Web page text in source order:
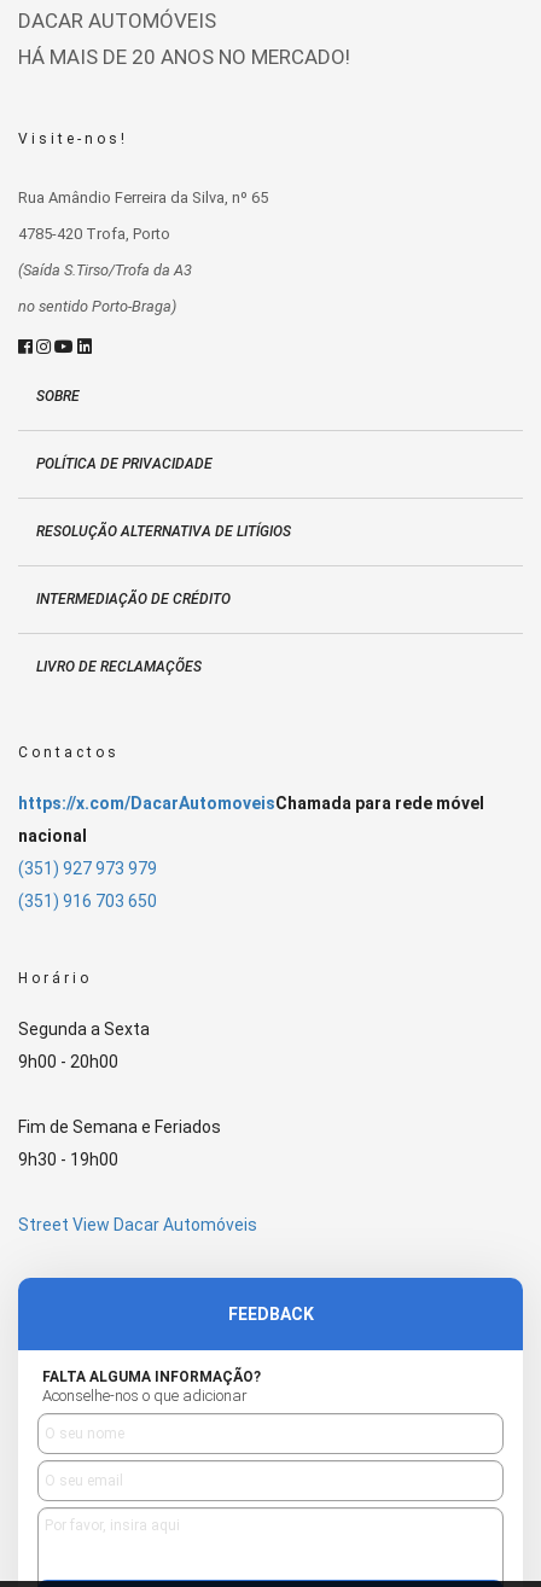
DACAR AUTOMÓVEIS
HÁ MAIS DE 20 ANOS NO MERCADO!
Visite-nos!
Rua Amândio Ferreira da Silva, nº 65
4785-420 Trofa, Porto
(Saída S.Tirso/Trofa da A3
no sentido Porto-Braga)
SOBRE
POLÍTICA DE PRIVACIDADE
RESOLUÇÃO ALTERNATIVA DE LITÍGIOS
INTERMEDIAÇÃO DE CRÉDITO
LIVRO DE RECLAMAÇÕES
Contactos
https://x.com/DacarAutomoveisChamada para rede móvel
nacional
(351) 927 973 979
(351) 916 703 650
Horário
Segunda a Sexta
9h00 - 20h00
Fim de Semana e Feriados
9h30 - 19h00
Street View Dacar Automóveis
FEEDBACK
FALTA ALGUMA INFORMAÇÃO?
Aconselhe-nos o que adicionar